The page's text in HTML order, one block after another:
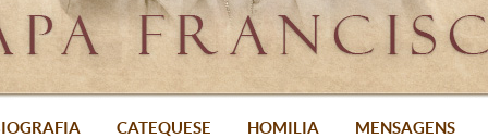
CATEQUESE HOMILIA MENSAGENS